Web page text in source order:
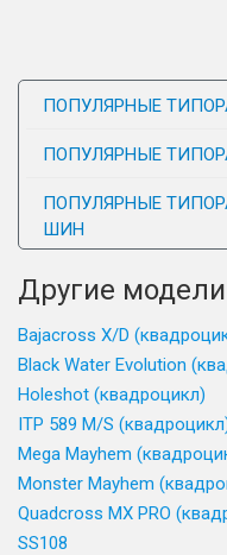
ПОПУЛЯРНЫЕ
ПОПУЛЯРНЫЕ
ПОПУЛЯРНЫЕ
ШИН
Другие
Bajacross X/D
Black Water Evolution
Holeshot (квадроцикл)
ITP 589 M/S
Mega Mayhem
Monster Mayhem
Quadcross MX PRO
SS108